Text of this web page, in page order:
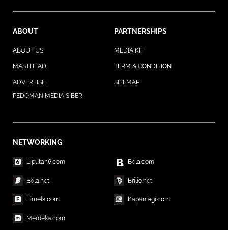
ABOUT PARTNERSHIPS
ABOUT US MEDIA KIT
MASTHEAD TERM & CONDITION
ADVERTISE
SITEMAP
PEDOMAN MEDIA SIBER
NETWORKING
Liputan6.com Bola.com
Bola.net Brilio.net
Fimela.com Kapanlagi.com
Merdeka.com